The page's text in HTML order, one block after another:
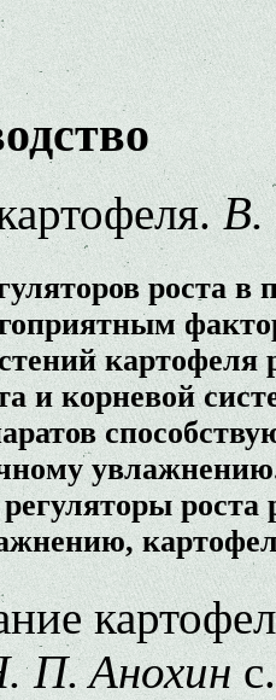
В.
роста
картофеля
и корневой
роста
П. Анохин